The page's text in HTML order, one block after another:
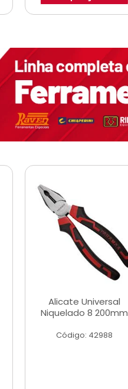
Alicate Universal
Niquelado 8 200mm
Código: 42988